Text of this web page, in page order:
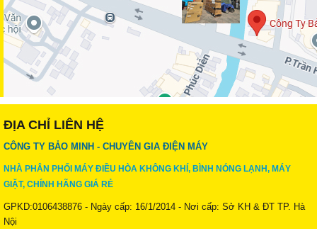
ĐỊA CHỈ LIÊN HỆ
CÔNG TY BẢO MINH - CHUYÊN GIA ĐIỆN MÁY
NHÀ PHÂN PHỐI MÁY ĐIỀU HÒA KHÔNG KHÍ, BÌNH NÓNG LẠNH, MÁY
GIẶT, CHÍNH HÃNG GIÁ RẺ
GPKD:0106438876 - Ngày cấp: 16/1/2014 - Nơi cấp: Sở KH & ĐT TP. Hà
Nội